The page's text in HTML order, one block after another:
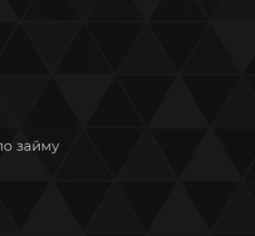
займу